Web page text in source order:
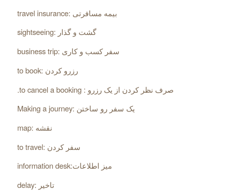
travel insurance: بیمه مسافرتی
sightseeing: گشت و گذار
business trip: سفر کسب و کاری
to book: رزرو کردن
.to cancel a booking : صرف نظر کردن از یک رزرو
Making a journey: یک سفر رو ساختن
map: نقشه
to travel: سفر کردن
information desk:میز اطلاعات
delay: تاخیر